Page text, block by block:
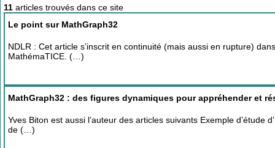
11 articles trouvés dans ce site
Le point sur MathGraph32
NDLR : Cet article s’inscrit en continuité (mais aussi en rupture)
MathémaTICE. (…)
MathGraph32 : des figures dynamiques pour appréhender et
Yves Biton est aussi l’auteur des articles suivants Exemple d’étude
de (…)